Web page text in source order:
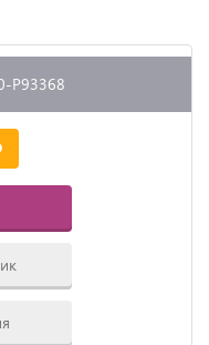
P93368